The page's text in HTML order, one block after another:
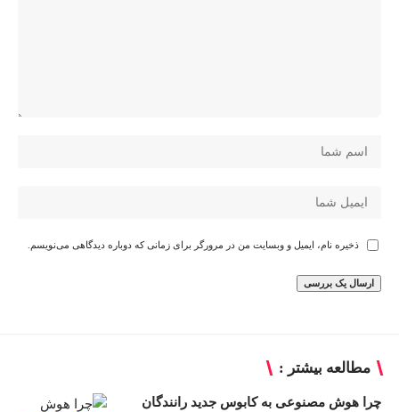
ذخیره نام، ایمیل و وبسایت من در مرورگر برای زمانی که دوباره دیدگاهی می‌نویسم.
مطالعه بیشتر :
چرا هوش مصنوعی به کابوس جدید رانندگان